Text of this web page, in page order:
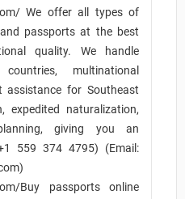
We offer all types of
passports at the best
quality. We handle
multinational
assistance for Southeast
expedited naturalization,
giving you an
559 374 4795) (Email:
Buy passports online